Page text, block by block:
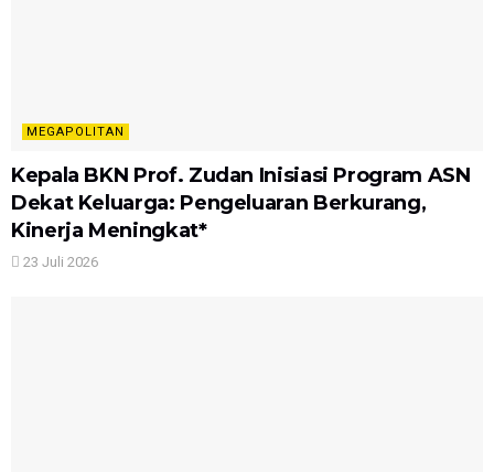
MEGAPOLITAN
Kepala BKN Prof. Zudan Inisiasi Program ASN
Dekat Keluarga: Pengeluaran Berkurang,
Kinerja Meningkat*
23 Juli 2026